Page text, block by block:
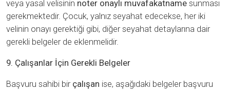
veya yasal velisinin noter onaylı muvafakatname sunması
gerekmektedir. Çocuk, yalnız seyahat edecekse, her iki
velinin onayı gerektiği gibi, diğer seyahat detaylarına dair
gerekli belgeler de eklenmelidir.
9. Çalışanlar İçin Gerekli Belgeler
Başvuru sahibi bir çalışan ise, aşağıdaki belgeler başvuru